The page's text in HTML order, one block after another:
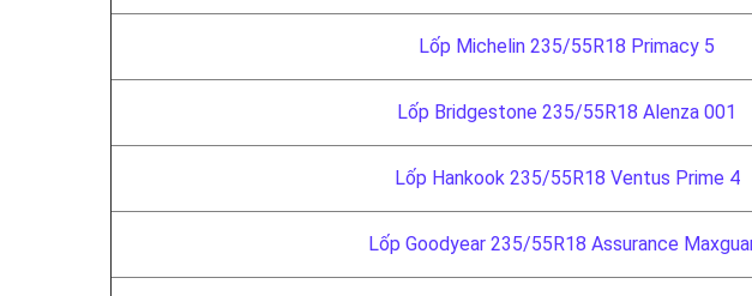
Lốp Michelin 235/55R18 Primacy 5
Lốp Bridgestone 235/55R18 Alenza 001
Lốp Hankook 235/55R18 Ventus Prime 4
Lốp Goodyear 235/55R18 Assurance